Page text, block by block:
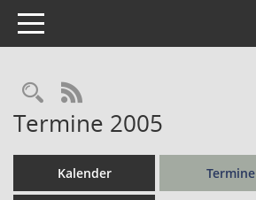
Toggle navigation
Rechercheauswahl
RSS-Feed
Termine 2005
Kalender Termine